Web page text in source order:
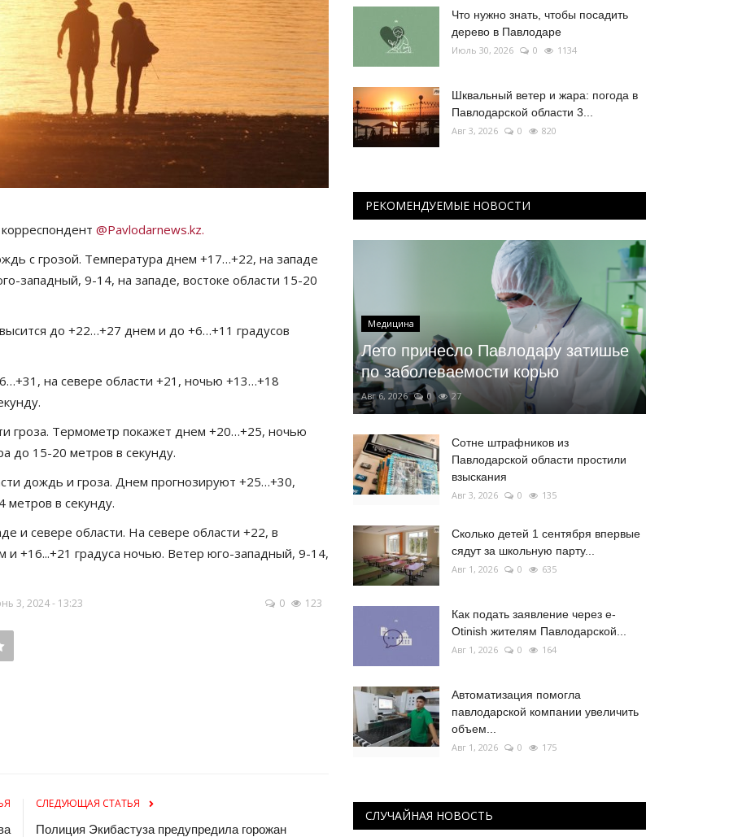
@Pavlodarnews.kz.
с грозой. Температура днем +17…+22, на западе
западный, 9-14, на западе, востоке области 15-20
до +22…+27 днем и до +6…+11 градусов
на севере области +21, ночью +13…+18
гроза. Термометр покажет днем +20…+25, ночью
до 15-20 метров в секунду.
дождь и гроза. Днем прогнозируют +25…+30,
в секунду.
и севере области. На севере области +22, в
и +16...+21 градуса ночью. Ветер юго-западный, 9-14,
3, 2024 - 13:23 0 123
СЛЕДУЮЩАЯ СТАТЬЯ
Полиция Экибастуза предупредила горожан
Что нужно знать, чтобы посадить
дерево в Павлодаре
Июль 30, 2026 0 1134
Шквальный ветер и жара: погода в
Павлодарской области 3...
Авг 3, 2026 0 820
РЕКОМЕНДУЕМЫЕ НОВОСТИ
Медицина
Лето принесло Павлодару затишье
по заболеваемости корью
Авг 6, 2026 0 27
Сотне штрафников из
Павлодарской области простили
взыскания
Авг 3, 2026 0 135
Сколько детей 1 сентября впервые
сядут за школьную парту...
Авг 1, 2026 0 635
Как подать заявление через e-
Otinish жителям Павлодарской...
Авг 1, 2026 0 164
Автоматизация помогла
павлодарской компании увеличить
объем...
Авг 1, 2026 0 175
СЛУЧАЙНАЯ НОВОСТЬ